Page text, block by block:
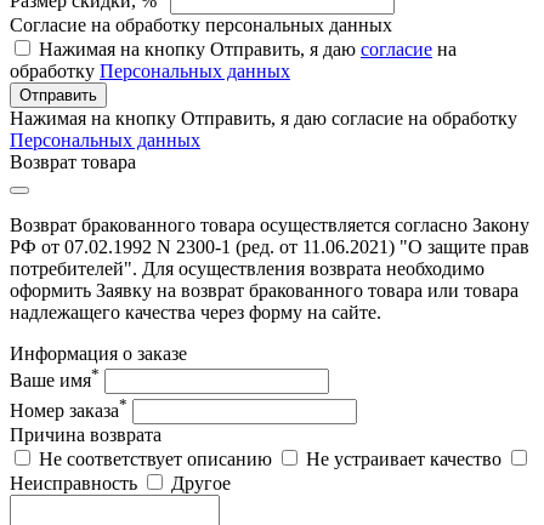
Согласие на обработку персональных данных
Нажимая на кнопку Отправить, я даю согласие на
обработку Персональных данных
Отправить
Нажимая на кнопку Отправить, я даю согласие на обработку
Персональных данных
Возврат товара
Возврат бракованного товара осуществляется согласно Закону
РФ от 07.02.1992 N 2300-1 (ред. от 11.06.2021) "О защите прав
потребителей". Для осуществления возврата необходимо
оформить Заявку на возврат бракованного товара или товара
надлежащего качества через форму на сайте.
Информация о заказе
Ваше имя*
Номер заказа*
Причина возврата
Не соответствует описанию
Не устраивает качество
Неисправность
Другое